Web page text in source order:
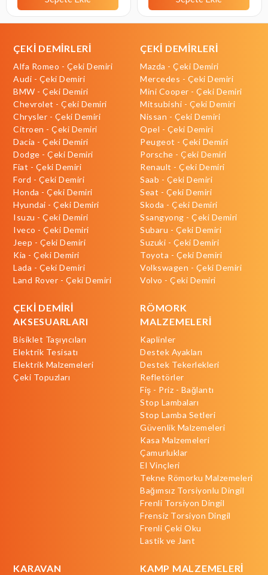
ÇEKİ DEMİRLERİ
Alfa Romeo - Çeki Demiri
Audi - Çeki Demiri
BMW - Çeki Demiri
Chevrolet - Çeki Demiri
Chrysler - Çeki Demiri
Citroen - Çeki Demiri
Dacia - Çeki Demiri
Dodge - Çeki Demiri
Fiat - Çeki Demiri
Ford - Çeki Demiri
Honda - Çeki Demiri
Hyundai - Çeki Demiri
Isuzu - Çeki Demiri
Iveco - Çeki Demiri
Jeep - Çeki Demiri
Kia - Çeki Demiri
Lada - Çeki Demiri
Land Rover - Çeki Demiri
ÇEKİ DEMİRLERİ
Mazda - Çeki Demiri
Mercedes - Çeki Demiri
Mini Cooper - Çeki Demiri
Mitsubishi - Çeki Demiri
Nissan - Çeki Demiri
Opel - Çeki Demiri
Peugeot - Çeki Demiri
Porsche - Çeki Demiri
Renault - Çeki Demiri
Saab - Çeki Demiri
Seat - Çeki Demiri
Skoda - Çeki Demiri
Ssangyong - Çeki Demiri
Subaru - Çeki Demiri
Suzuki - Çeki Demiri
Toyota - Çeki Demiri
Volkswagen - Çeki Demiri
Volvo - Çeki Demiri
ÇEKİ DEMİRİ
AKSESUARLARI
Bisiklet Taşıyıcıları
Elektrik Tesisatı
Elektrik Malzemeleri
Çeki Topuzları
RÖMORK
MALZEMELERİ
Kaplinler
Destek Ayakları
Destek Tekerlekleri
Refletörler
Fiş - Priz - Bağlantı
Stop Lambaları
Stop Lamba Setleri
Güvenlik Malzemeleri
Kasa Malzemeleri
Çamurluklar
El Vinçleri
Tekne Römorku Malzemeleri
Bağımsız Torsiyonlu Dingil
Frenli Torsiyon Dingil
Frensiz Torsiyon Dingil
Frenli Çeki Oku
Lastik ve Jant
KARAVAN
KAMP MALZEMELERİ